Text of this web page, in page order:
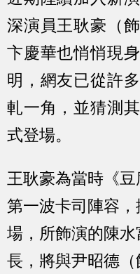
深演員王耿豪（
卞慶華也悄悄現
明，網友已從許
軋一角，並猜測
式登場。
王耿豪為當時《
第一波卡司陣容
場，所飾演的陳
長，將與尹昭德